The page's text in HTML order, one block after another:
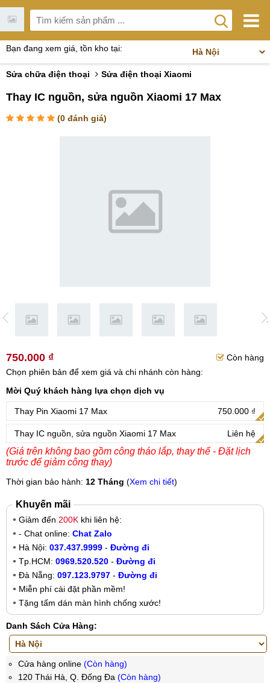
Bạn đang xem giá, tồn kho tại:
Sửa chữa điện thoại Sửa điện thoại Xiaomi
Thay IC nguồn, sửa nguồn Xiaomi 17 Max
(0 đánh giá)
750.000 ₫
Còn hàng
Chọn phiên bản để xem giá và chi nhánh còn hàng:
Mời Quý khách hàng lựa chọn dịch vụ
Thay Pin Xiaomi 17 Max 750.000 ₫
Thay IC nguồn, sửa nguồn Xiaomi 17 Max Liên hệ
(Giá trên không bao gồm công tháo lắp, thay thế - Đặt lịch
trước để giảm công thay)
Thời gian bảo hành: 12 Tháng (Xem chi tiết)
Khuyến mãi
Giảm đến 200K khi liên hệ:
- Chat online: Chat Zalo
Hà Nội: 037.437.9999 - Đường đi
Tp.HCM: 0969.520.520 - Đường đi
Đà Nẵng: 097.123.9797 - Đường đi
Miễn phí cài đặt phần mềm!
Tặng tấm dán màn hình chống xước!
Danh Sách Cửa Hàng:
Cửa hàng online (Còn hàng)
120 Thái Hà, Q. Đống Đa (Còn hàng)